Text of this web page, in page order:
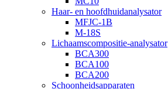
Haar- en hoofdhuidanalysator
MFJC-1B
M-18S
Lichaamscompositie-analysator
BCA300
BCA100
BCA200
Schoonheidsapparaten